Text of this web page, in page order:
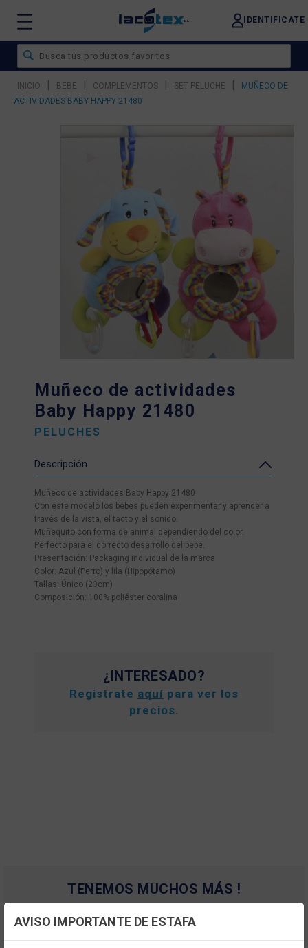
IDENTIFICATE
INICIO | BEBE | COMPLEMENTOS | SET PELUCHE |
MUÑECO DE
ACTIVIDADES BABY HAPPY 21480
Muñeco de actividades
Baby Happy 21480
PELUCHES
Descripción
Muñeco de actividades Baby Happy 21480
Con este modelo los bebes pueden experimentar y aprender a
través de la vista, el tacto y el sonido.
Muñequito con forma de animal dependiendo del color.
Perfecto para el correcto desarrollo del bebe.
Presentación: Packaging individual de la marca
Color: Azul (Perro) y lila (Hipopótamo)
Tallas: Único (23cm)
Composición: 100% poliéster coralina
¿INTERESADO?
Registrate aquí para ver los
precios.
TENEMOS MUCHOS MÁS !
Registrateaquípara poder ver todo el
contenido y los precios.
Configuración de cookies
AVISO IMPORTANTE DE ESTAFA